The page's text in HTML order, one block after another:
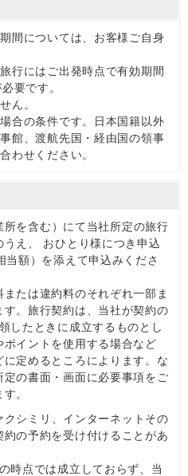
間については、お客様ご自身
行にはご出発時点で有効期間
要です。
ん。
合の条件です。日本国籍以外
館、渡航先国・経由国の領事
わせください。
を含む）にて当社所定の旅行
え、 おひとり様につき申込
額）を添えて申込みくださ
たは違約料のそれぞれ一部ま
。旅行契約は、当社が契約の
したときに成立するものとし
ポイントを使用する場合など
定めるところによります。な
の書面・画面に必要事項をご
。
シミリ、インターネットその
の予約を受け付けることがあ
時点では成立しておらず、当